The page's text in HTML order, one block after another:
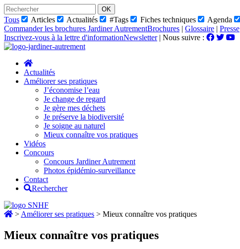
Skip
to
content
Tous Articles Actualités #Tags Fiches techniques Agenda
Commander les brochures Jardiner AutrementBrochures | Glossaire | Presse
Inscrivez-vous à la lettre d'informationNewsletter| Nous suivre :
Actualités
Améliorer ses pratiques
J’économise l’eau
Je change de regard
Je gère mes déchets
Je préserve la biodiversité
Je soigne au naturel
Mieux connaître vos pratiques
Vidéos
Concours
Concours Jardiner Autrement
Photos épidémio-surveillance
Contact
Rechercher
> Améliorer ses pratiques > Mieux connaître vos pratiques
Mieux connaître vos pratiques